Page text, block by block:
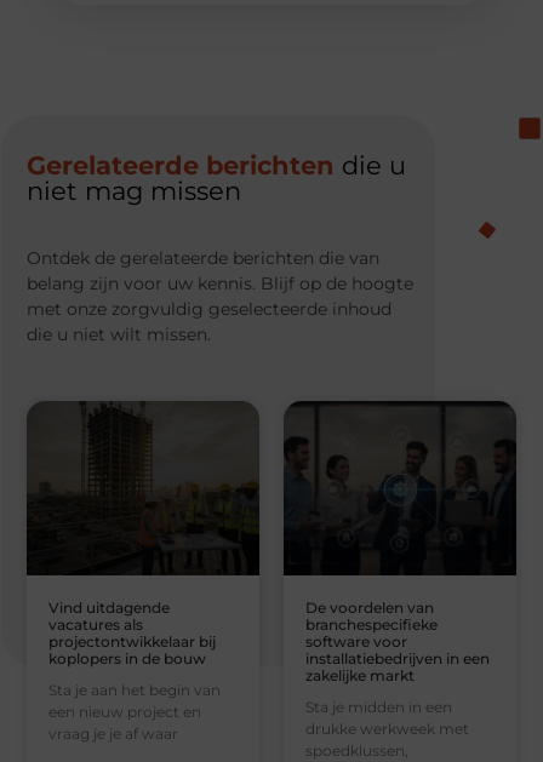
Gerelateerde berichten die u
niet mag missen
Ontdek de gerelateerde berichten die van
belang zijn voor uw kennis. Blijf op de hoogte
met onze zorgvuldig geselecteerde inhoud
die u niet wilt missen.
Vind uitdagende
vacatures als
projectontwikkelaar bij
koplopers in de bouw
Sta je aan het begin van
een nieuw project en
vraag je je af waar
De voordelen van
branchespecifieke
software voor
installatiebedrijven in een
zakelijke markt
Sta je midden in een
drukke werkweek met
spoedklussen,